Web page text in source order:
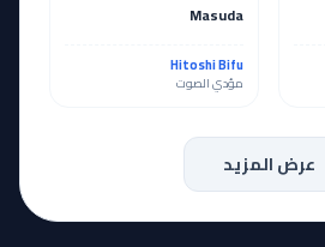
Masuda
Hitoshi Bifu
مؤدي الصوت
عرض المزيد